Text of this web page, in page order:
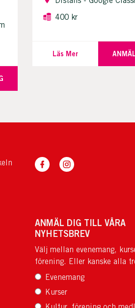
400 kr
Läs Mer
ANMÄL DIG TILL VÅRA
NYHETSBREV
Välj mellan evenemang,
förening. Eller kanske alla
Evenemang
Kurser